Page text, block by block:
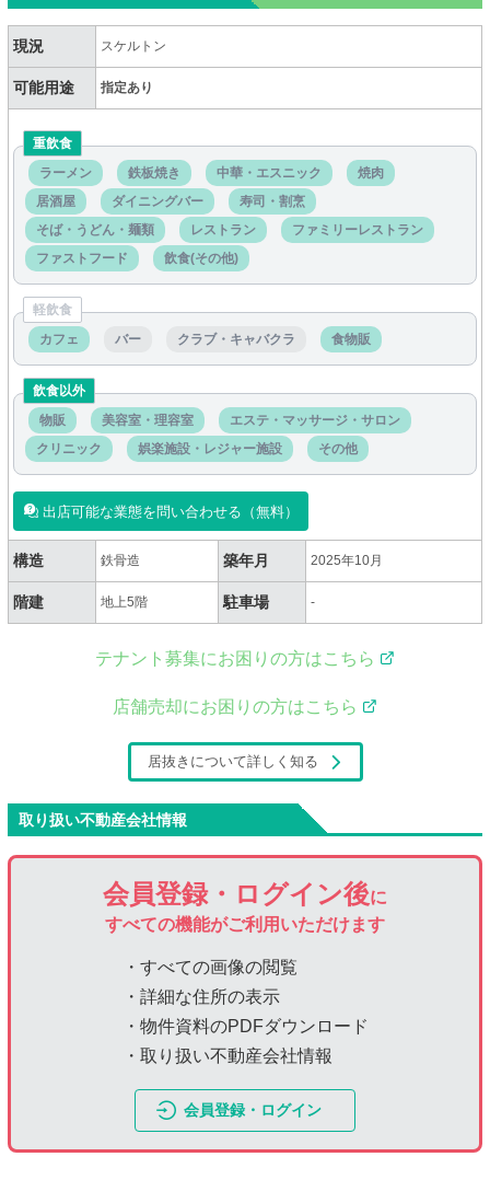
現況 スケルトン
可能用途 指定あり
重飲食
ラーメン
鉄板焼き 中華・エスニック
焼肉
居酒屋
ダイニングバー
寿司・割烹
そば・うどん・麺類
レストラン
ファミリーレストラン
ファストフード
飲食(その他)
軽飲食
カフェ
バー クラブ・キャバクラ 食物販
飲食以外
物販
美容室・理容室
エステ・マッサージ・サロン
クリニック
娯楽施設・レジャー施設 その他
出店可能な業態を問い合わせる（無料）
構造 鉄骨造 築年月 2025年10月
階建 地上5階 駐車場 -
テナント募集にお困りの方はこちら
店舗売却にお困りの方はこちら
居抜きについて詳しく知る
取り扱い不動産会社情報
会員登録・ログイン後に
すべての機能がご利用いただけます
・すべての画像の閲覧
・詳細な住所の表示
・物件資料のPDFダウンロード
・取り扱い不動産会社情報
会員登録・ログイン